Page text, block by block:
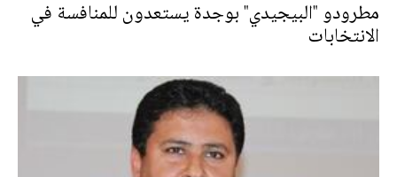
مطرودو "البيجيدي" بوجدة يستعدون للمنافسة في
الانتخابات